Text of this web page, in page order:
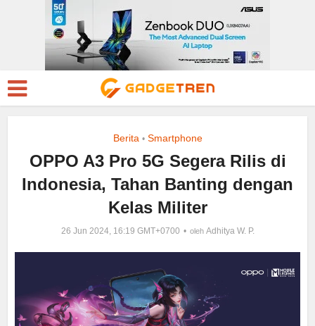
Berita • Smartphone
OPPO A3 Pro 5G Segera Rilis di
Indonesia, Tahan Banting dengan
Kelas Militer
26 Jun 2024, 16:19 GMT+0700 oleh Adhitya W. P.